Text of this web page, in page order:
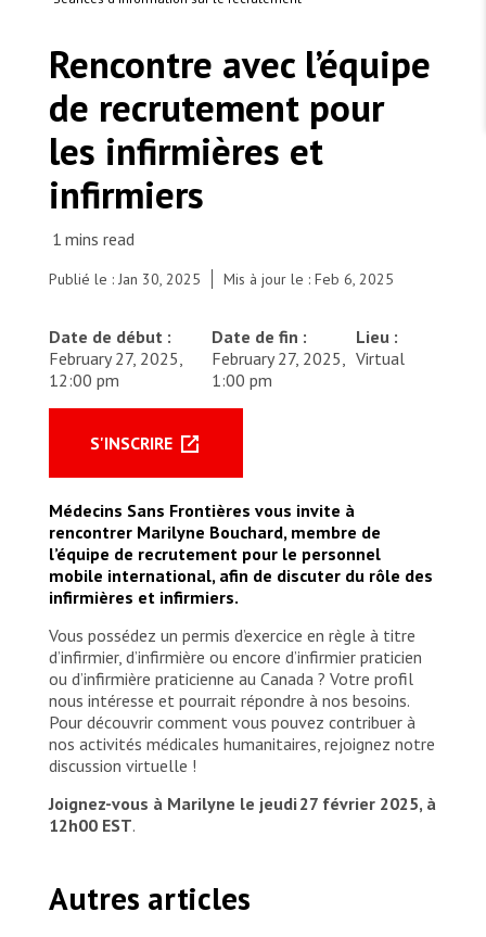
Les États négligent leur obligation de protéger les
personnes civiles et les services de santé en temps
de guerre
Urgence Ebola
Séismes au Venezuela : conséquences et intervention
de MSF
Partenariat d’entreprise
MSF l'entrepôt. Un cadeau qui en dit long.
Devenez bénévoles au Canada
TRAVAILLER AVEC NOUS
Travailler avec MSF
Travailler à l’étranger
Travailler au Canada
Nous recrutons : Logisticien ou logisticienne
technique
Rencontre avec l’équipe
de recrutement pour
les infirmières et
infirmiers
Publié le : Jan 30, 2025 Mis à jour le : Feb 6, 2025
Date de début :
February 27, 2025,
12:00 pm
Date de fin :
February 27, 2025,
1:00 pm
Lieu :
Virtual
S'INSCRIRE
Médecins Sans Frontières vous invite à
rencontrer Marilyne Bouchard, membre de
l’équipe de recrutement pour le personnel
mobile international, afin de discuter du rôle des
infirmières et infirmiers.
Vous possédez un permis d’exercice en règle à titre
d’infirmier, d’infirmière ou encore d’infirmier praticien
ou d’infirmière praticienne au Canada ? Votre profil
nous intéresse et pourrait répondre à nos besoins.
Pour découvrir comment vous pouvez contribuer à
nos activités médicales humanitaires, rejoignez notre
discussion virtuelle !
Joignez-vous à Marilyne le jeudi 27 février 2025, à
12h00 EST.
Autres articles